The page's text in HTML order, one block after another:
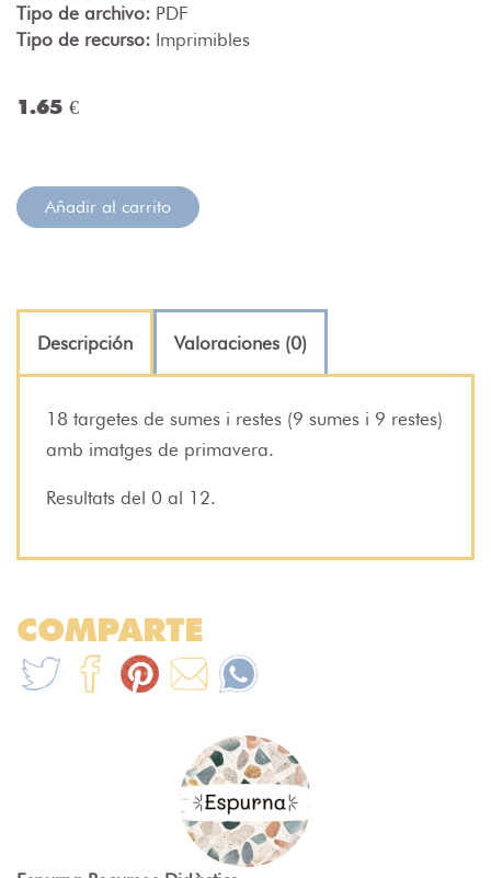
Tipo de archivo: PDF
Tipo de recurso: Imprimibles
1.65 €
Añadir al carrito
Descripción Valoraciones (0)
18 targetes de sumes i restes (9 sumes i 9 restes)
amb imatges de primavera.
Resultats del 0 al 12.
COMPARTE